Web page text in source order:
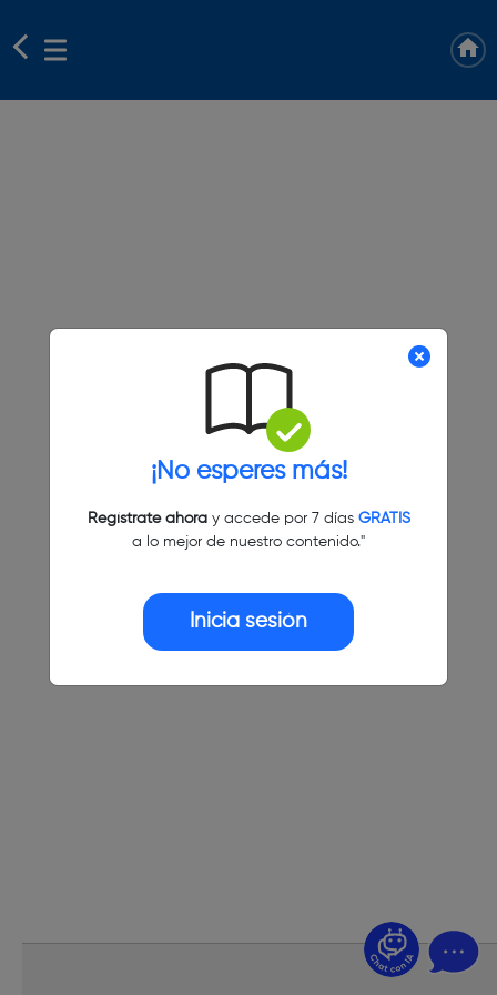
¡No esperes más!
Regístrate ahoray accede por 7 días GRATIS
a lo mejor de nuestro contenido."
Inicia sesión